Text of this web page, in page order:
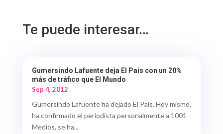
Te puede interesar…
Gumersindo Lafuente deja El País con un 20%
más de tráfico que El Mundo
Sep 4, 2012
Gumersindo Lafuente ha dejado El País. Hoy mismo,
ha confirmado el periodista personalmente a 1001
Medios, se ha...